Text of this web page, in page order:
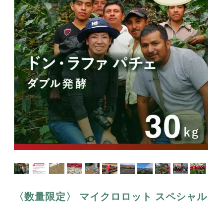
〈数量限定〉 マイクロロット スペシャル